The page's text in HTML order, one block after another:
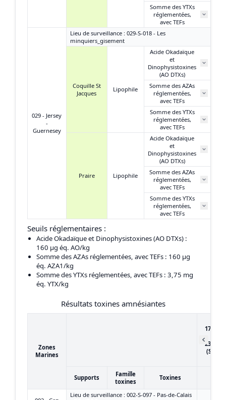
Somme des YTXs
réglementées,
avec TEFs
029 - Jersey
-
Guernesey
Lieu de surveillance : 029-S-018 - Les
minquiers_gisement
Coquille St
Jacques
Lipophile
Acide Okadaïque
et
Dinophysistoxines
(AO DTXs)
Somme des AZAs
réglementées,
avec TEFs
Somme des YTXs
réglementées,
avec TEFs
Praire Lipophile
Acide Okadaïque
et
Dinophysistoxines
(AO DTXs)
Somme des AZAs
réglementées,
avec TEFs
Somme des YTXs
réglementées,
avec TEFs
Seuils réglementaires :
Acide Okadaïque et Dinophysistoxines (AO DTXs) :
160 μg éq. AO/kg
Somme des AZAs réglementées, avec TEFs : 160 μg
éq. AZA1/kg
Somme des YTXs réglementées, avec TEFs : 3,75 mg
éq. YTX/kg
Résultats toxines amnésiantes
Zones
Marines
17/01/
23/01/
Supports
Famille
toxines
Toxines
Lieu de surveillance : 002-S-097 - Pas-de-Calais